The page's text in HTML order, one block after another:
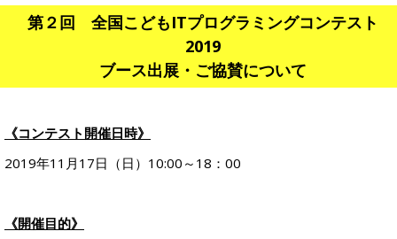
第２回 全国こどもITプログラミングコンテスト
2019
ブース出展・ご協賛について
《コンテスト開催日時》
2019年11月17日（日）10:00～18：00
《開催目的》